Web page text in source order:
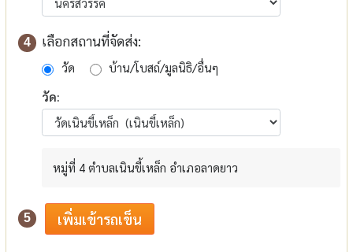
4 เลือกสถานที่จัดส่ง:
วัด
บ้าน/โบสถ์/มูลนิธิ/อื่นๆ
วัด:
หมู่ที่ 4 ตำบลเนินขี้เหล็ก อำเภอลาดยาว
5